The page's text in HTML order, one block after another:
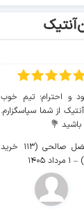
و احترام؛ تیم خوب
آنتیک از شما سپاسگزارم.
باشید 💐
ابوالفضل صالحی (۱۱۳ خرید
– ۱ مرداد ۱۴۰۵